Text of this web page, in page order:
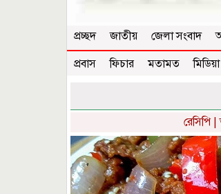
প্রচ্ছদ জাতীয় জেলা সংবাদ
প্রবাস
ফিচার মতামত মিডিয়া
রেসিপি|